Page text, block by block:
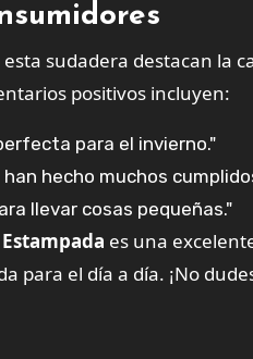
sudadera destacan la
positivos incluyen:
para el invierno."
hecho muchos
llevar cosas pequeñas."
es una
para el día a día. ¡No